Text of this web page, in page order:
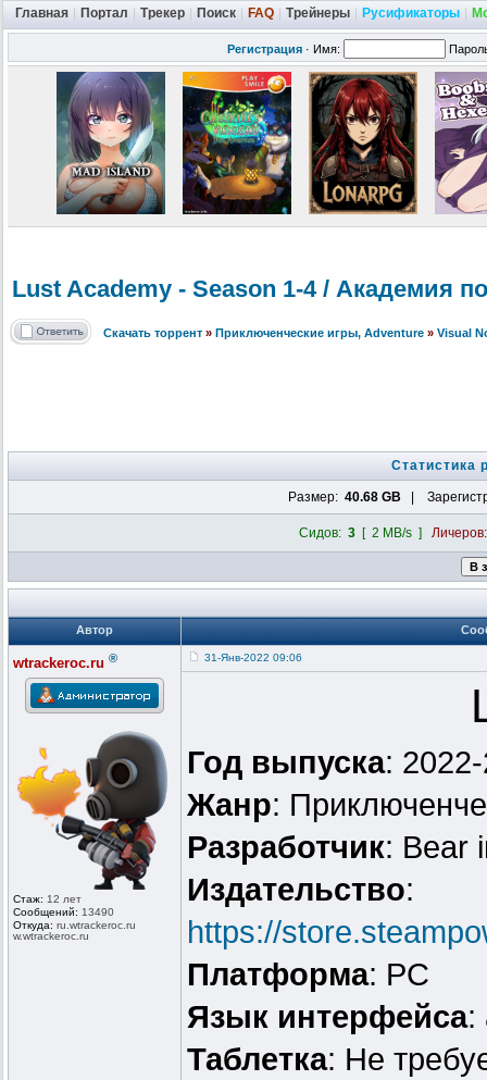
Главная Портал Трекер Поиск FAQ Трейнеры Русификаторы
Регистрация · Имя:
Lust Academy - Season 1-4 / Академия
Скачать торрент » Приключенческие игры, Adventure » Visual
Статистика
Размер: 40.68 GB |
Сидов: 3[ 2 MB/s ]
Автор
wtrackeroc.ru ®
Стаж: 12 лет
Сообщений: 13490
Откуда: ru.wtrackeroc.ru
w.wtrackeroc .ru
31-Янв-2022 09:06
Год выпуска:
Жанр:
Разработчик: Bear
Издательство:
https://
Платформа: PC
Язык интерфейса:
Таблeтка: Не